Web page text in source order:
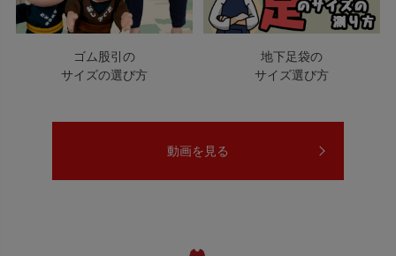
ゴム股引の
サイズの選び方
地下足袋の
サイズ選び方
動画を見る